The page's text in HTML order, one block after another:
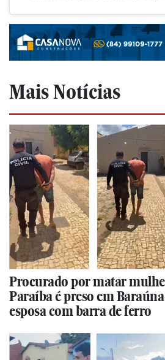
Mais Notícias
Procurado por matar
Paraíba é preso em
esposa com barra de ferro